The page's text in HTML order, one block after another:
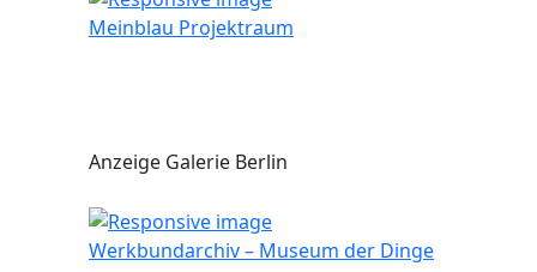
Meinblau Projektraum
Anzeige Galerie Berlin
Werkbundarchiv – Museum der Dinge